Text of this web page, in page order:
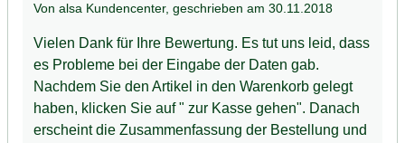
leider nicht zu finden, weder bei der
Produktbeschreibung noch im Warenkorb; sehr ärgerlich
und vergeudete Zeit!
Von alsa Kundencenter, geschrieben am 30.11.2018
Vielen Dank für Ihre Bewertung. Es tut uns leid, dass
es Probleme bei der Eingabe der Daten gab.
Nachdem Sie den Artikel in den Warenkorb gelegt
haben, klicken Sie auf " zur Kasse gehen". Danach
erscheint die Zusammenfassung der Bestellung und